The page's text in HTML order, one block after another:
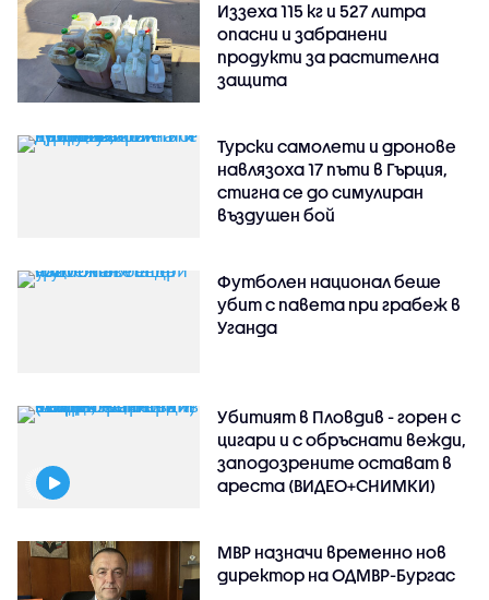
Иззеха 115 кг и 527 литра
опасни и забранени
продукти за растителна
защита
Турски самолети и дронове
навлязоха 17 пъти в Гърция,
стигна се до симулиран
въздушен бой
Футболен национал беше
убит с павета при грабеж в
Уганда
Убитият в Пловдив - горен с
цигари и с обръснати вежди,
заподозрените остават в
ареста (ВИДЕО+СНИМКИ)
МВР назначи временно нов
директор на ОДМВР-Бургас